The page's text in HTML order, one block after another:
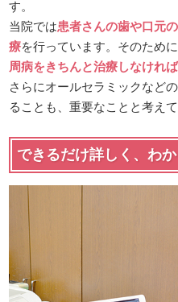
す。
当院では患者さんの歯や口元
療を行っています。そのため
周病をきちんと治療しなけれ
さらにオールセラミックなど
ることも、重要なことと考えて
できるだけ詳しく、わ